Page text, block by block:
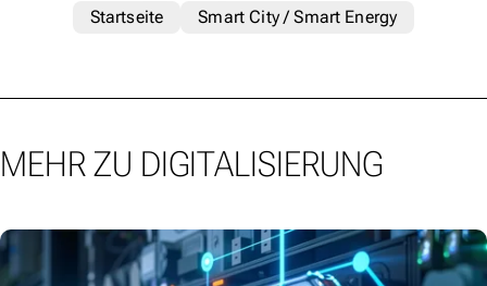
Startseite
Smart City / Smart Energy
MEHR ZU DIGITALISIERUNG